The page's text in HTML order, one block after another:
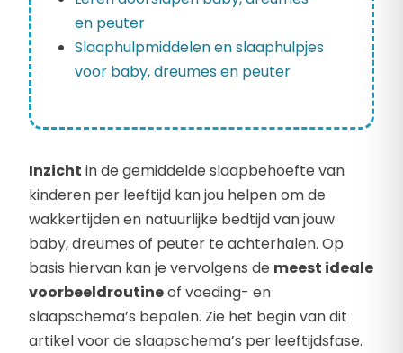
en peuter
Slaaphulpmiddelen en slaaphulpjes
voor baby, dreumes en peuter
Inzicht in de gemiddelde slaapbehoefte van
kinderen per leeftijd kan jou helpen om de
wakkertijden en natuurlijke bedtijd van jouw
baby, dreumes of peuter te achterhalen. Op
basis hiervan kan je vervolgens de meest ideale
voorbeeldroutineof voeding- en
slaapschema’s bepalen. Zie het begin van dit
artikel voor de slaapschema’s per leeftijdsfase.